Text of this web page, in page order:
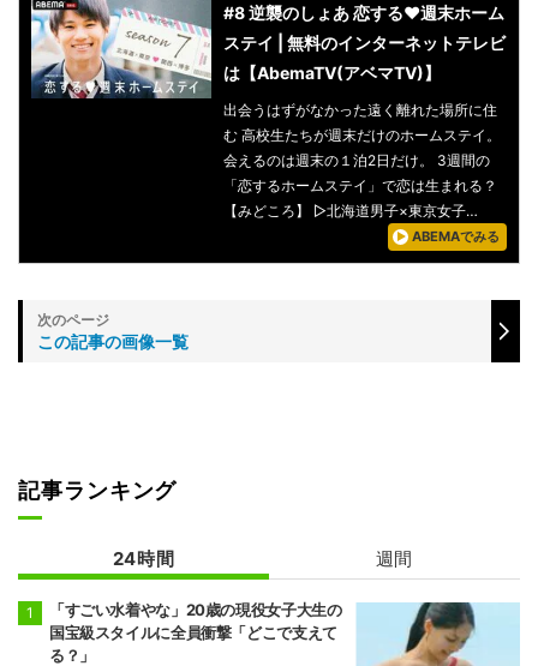
#8 逆襲のしょあ 恋する♥週末ホーム
ステイ | 無料のインターネットテレビ
は【AbemaTV(アベマTV)】
出会うはずがなかった遠く離れた場所に住
む 高校生たちが週末だけのホームステイ。
会えるのは週末の１泊2日だけ。 3週間の
「恋するホームステイ」で恋は生まれる？
【みどころ】 ▷北海道男子×東京女子…
ABEMAでみる
この記事の画像一覧
記事ランキング
24時間 週間
「すごい水着やな」20歳の現役女子大生の
国宝級スタイルに全員衝撃「どこで支えて
る？」